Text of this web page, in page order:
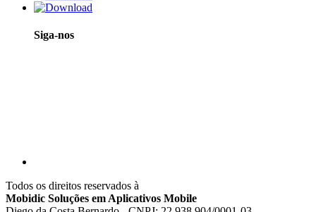
Siga-nos
Todos os direitos reservados à
Mobidic Soluções em Aplicativos Mobile